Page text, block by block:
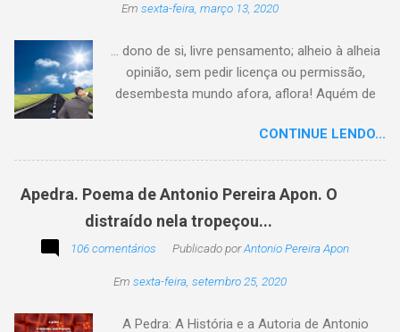
Em sexta-feira, março 13, 2020
... dono de si, livre pensamento; alheio à alheia
opinião, sem pedir licença ou permissão,
desembesta mundo afora, aflora! Aquém de
sem pitaco, intromissão... Antonio Pereira
Apon. No blog Filosofando na vida , a
uma frase, verso,
poesia, pensamento, mensagem… Sobre uma
imagem postada a cada quinzena. Acima, a
participação na segunda edição dessa
CONTINUE LENDO...
Apedra. Poema de Antonio Pereira Apon. O
distraído nela tropeçou...
106 comentários Publicado porAntonio Pereira Apon
Em sexta-feira, setembro 25, 2020
A Pedra: A História e a Autoria de Antonio